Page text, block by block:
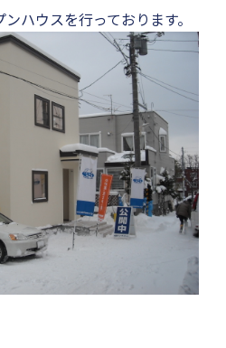
ハウスを行っております。